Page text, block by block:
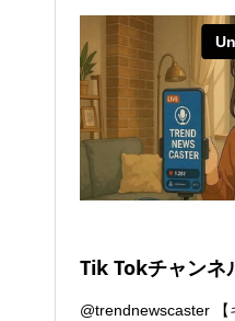
Tik Tokチャンネ
@trendnewscaster